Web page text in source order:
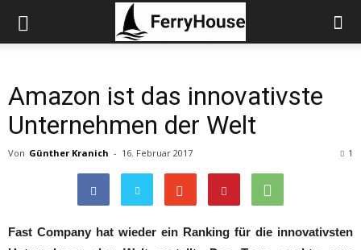
Amazon ist das innovativste
Unternehmen der Welt
Von Günther Kranich - 16. Februar 2017 1
Fast Company hat wieder ein Ranking für die innovativsten